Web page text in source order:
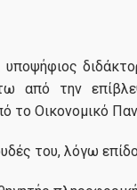
από την
Οικονομικό
του, λόγω